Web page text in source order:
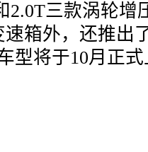
2.0T三款涡轮增
箱外，还推出
型将于10月正